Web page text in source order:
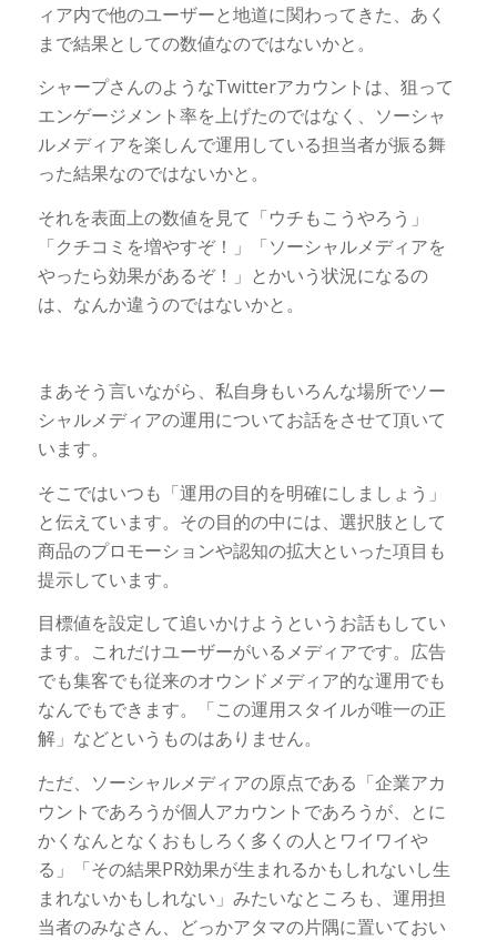
ィア内で他のユーザーと地道に関わってきた、あく
まで結果としての数値なのではないかと。
シャープさんのようなTwitterアカウントは、狙って
エンゲージメント率を上げたのではなく、ソーシャ
ルメディアを楽しんで運用している担当者が振る舞
った結果なのではないかと。
それを表面上の数値を見て「ウチもこうやろう」
「クチコミを増やすぞ！」「ソーシャルメディアを
やったら効果があるぞ！」とかいう状況になるの
は、なんか違うのではないかと。
まあそう言いながら、私自身もいろんな場所でソー
シャルメディアの運用についてお話をさせて頂いて
います。
そこではいつも「運用の目的を明確にしましょう」
と伝えています。その目的の中には、選択肢として
商品のプロモーションや認知の拡大といった項目も
提示しています。
目標値を設定して追いかけようというお話もしてい
ます。これだけユーザーがいるメディアです。広告
でも集客でも従来のオウンドメディア的な運用でも
なんでもできます。「この運用スタイルが唯一の正
解」などというものはありません。
ただ、ソーシャルメディアの原点である「企業アカ
ウントであろうが個人アカウントであろうが、とに
かくなんとなくおもしろく多くの人とワイワイや
る」「その結果PR効果が生まれるかもしれないし生
まれないかもしれない」みたいなところも、運用担
当者のみなさん、どっかアタマの片隅に置いておい